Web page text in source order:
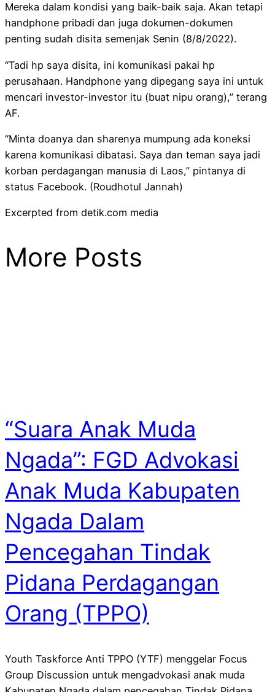
Mereka dalam kondisi yang baik-baik saja. Akan tetapi
handphone pribadi dan juga dokumen-dokumen
penting sudah disita semenjak Senin (8/8/2022).
“Tadi hp saya disita, ini komunikasi pakai hp
perusahaan. Handphone yang dipegang saya ini untuk
mencari investor-investor itu (buat nipu orang),” terang
AF.
“Minta doanya dan sharenya mumpung ada koneksi
karena komunikasi dibatasi. Saya dan teman saya jadi
korban perdagangan manusia di Laos,” pintanya di
status Facebook. (Roudhotul Jannah)
Excerpted from detik.com media
More Posts
“Suara Anak Muda
Ngada”: FGD Advokasi
Anak Muda Kabupaten
Ngada Dalam
Pencegahan Tindak
Pidana Perdagangan
Orang (TPPO)
Youth Taskforce Anti TPPO (YTF) menggelar Focus
Group Discussion untuk mengadvokasi anak muda